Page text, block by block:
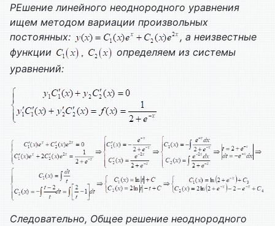
РЕшение линейного неоднородного уравнения
ищем методом вариации произвольных
постоянных:
, а неизвестные
функции
определяем из системы
уравнений:
Следовательно, Общее решение неоднородного